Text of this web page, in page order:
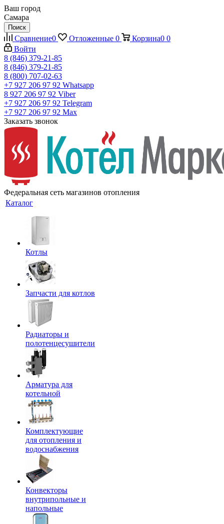
Ваш город
Самара
Поиск
Сравнение0 Отложенные 0 Корзина0 0
Войти
8 (846) 379-21-85
8 (846) 379-21-85
8 (800) 707-02-63
+7 927 206 97 92 Whatsapp
8 927 206 97 92 Viber
+7 927 206 97 92 Telegram
+7 927 206 97 92 Max
Заказать звонок
Федеральная сеть магазинов отопления
Каталог
Котлы
Запчасти для котлов
Радиаторы и
полотенцесушители
Арматура для
котельной
Комплектующие
для отопления и
водоснабжения
Конвекторы
внутрипольные и
напольные